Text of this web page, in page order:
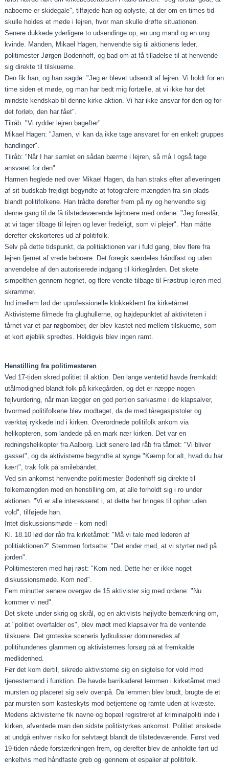
naboerne er skidegale", tilføjede han og oplyste, at der om en times tid
skulle holdes et møde i lejren, hvor man skulle drøfte situationen.
Senere dukkede yderligere to udsendinge op, en ung mand og en ung
kvinde. Manden, Mikael Hagen, henvendte sig til aktionens leder,
politimester Jørgen Bodenhoff, og bad om at få tilladelse til at henvende
sig direkte til tilskuerne.
Den fik han, og han sagde: "Jeg er blevet udsendt af lejren. Vi holdt for en
time siden et møde, og man har bedt mig fortælle, at vi ikke har det
mindste kendskab til denne kirke-aktion. Vi har ikke ansvar for den og for
det forløb, den har fået".
Tilråb: "Vi rydder lejren bagefter".
Mikael Hagen: "Jamen, vi kan da ikke tage ansvaret for en enkelt gruppes
handlinger".
Tilråb: "Når I har samlet en sådan bærme i lejren, så må I også tage
ansvaret for den".
Harmen heglede ned over Mikael Hagen, da han straks efter afleveringen
af sit budskab frejdigt begyndte at fotografere mængden fra sin plads
blandt politifolkene. Han trådte derefter frem på ny og henvendte sig
denne gang til de få tilstedeværende lejrboere med ordene: "Jeg foreslår,
at vi tager tilbage til lejren og lever fredeligt, som vi plejer". Han måtte
derefter ekskorteres ud af politifolk.
Selv på dette tidspunkt, da politiaktionen var i fuld gang, blev flere fra
lejren fjernet af vrede beboere. Det foregik særdeles håndfast og uden
anvendelse af den autoriserede indgang til kirkegården. Det skete
simpelthen gennem hegnet, og flere vendte tilbage til Frøstrup-lejren med
skrammer.
Ind imellem lød der uprofessionelle klokkeklemt fra kirketårnet.
Aktivisterne filmede fra glughullerne, og højdepunktet af aktiviteten i
tårnet var et par røgbomber, der blev kastet ned mellem tilskuerne, som
et kort øjeblik spredtes. Heldigvis blev ingen ramt.
Henstilling fra politimesteren
Ved 17-tiden skred politiet til aktion. Den lange ventetid havde fremkaldt
utålmodighed blandt folk på kirkegården, og det er næppe nogen
fejlvurdering, når man lægger en god portion sarkasme i de klapsalver,
hvormed politifolkene blev modtaget, da de med tåregaspistoler og
værktøj rykkede ind i kirken. Overordnede politifolk ankom via
helikopteren, som landede på en mark nær kirken. Det var en
redningshelikopter fra Aalborg. Lidt senere lød råb fra tårnet: "Vi bliver
gasset", og da aktivisterne begyndte at synge "Kæmp for alt, hvad du har
kært", trak folk på smilebåndet.
Ved sin ankomst henvendte politimester Bodenhoff sig direkte til
folkemængden med en henstilling om, at alle forholdt sig i ro under
aktionen. "Vi er alle interesseret i, at dette her bringes til ophør uden
vold", tilføjede han.
Intet diskussionsmøde – kom ned!
Kl. 18.10 lød der råb fra kirketårnet: "Må vi tale med lederen af
politiaktionen?" Stemmen fortsatte: "Det ender med, at vi styrter ned på
jorden".
Politimesteren med høj røst: "Kom ned. Dette her er ikke noget
diskussionsmøde. Kom ned".
Fem minutter senere overgav de 15 aktivister sig med ordene: "Nu
kommer vi ned".
Det skete under skrig og skrål, og en aktivists højlydte bemærkning om,
at "politiet overfalder os", blev mødt med klapsalver fra de ventende
tilskuere. Det groteske sceneris lydkulisser domineredes af
politihundenes glammen og aktivisternes forsøg på at fremkalde
medlidenhed.
Før det kom dertil, sikrede aktivisterne sig en sigtelse for vold mod
tjenestemand i funktion. De havde barrikaderet lemmen i kirketårnet med
mursten og placeret sig selv ovenpå. Da lemmen blev brudt, brugte de et
par mursten som kasteskyts mod betjentene og ramte uden at kvæste.
Medens aktivisterne fik navne og bopæl registreret af kriminalpoliti inde i
kirken, afventede man den sidste politistyrkes ankomst. Politiet ønskede
at undgå enhver risiko for selvtægt blandt de tilstedeværende. Først ved
19-tiden nåede forstærkningen frem, og derefter blev de anholdte ført ud
enkeltvis med håndfaste greb og igennem et espalier af politifolk.